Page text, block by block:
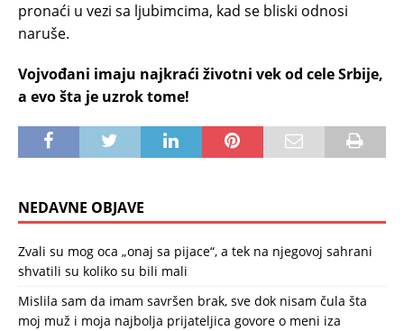
pronaći u vezi sa ljubimcima, kad se bliski odnosi
naruše.
Vojvođani imaju najkraći životni vek od cele Srbije,
a evo šta je uzrok tome!
NEDAVNE OBJAVE
Zvali su mog oca „onaj sa pijace“, a tek na njegovoj sahrani
shvatili su koliko su bili mali
Mislila sam da imam savršen brak, sve dok nisam čula šta
moj muž i moja najbolja prijateljica govore o meni iza